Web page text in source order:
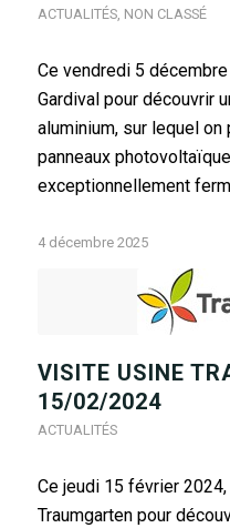
ACTUALITÉS, NON CLASSÉ
Ce vendredi 5
Gardival pour découvrir
aluminium, sur lequel
panneaux
exceptionnellement
4 décembre 2025
VISITE USINE
15/02/2024
ACTUALITÉS
Ce jeudi 15 février
Traumgarten pour